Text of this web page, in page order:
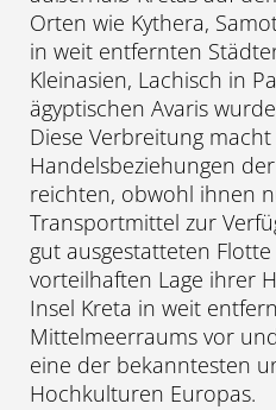
Orten wie Kythera,
in weit entfernten
Kleinasien, Lachisch in
ägyptischen Avaris
Diese Verbreitung
Handelsbeziehungen
reichten, obwohl ihnen
Transportmittel zur
gut ausgestatteten
vorteilhaften Lage ihrer
Insel Kreta in weit
Mittelmeerraums vor
eine der bekanntesten
Hochkulturen Europas.